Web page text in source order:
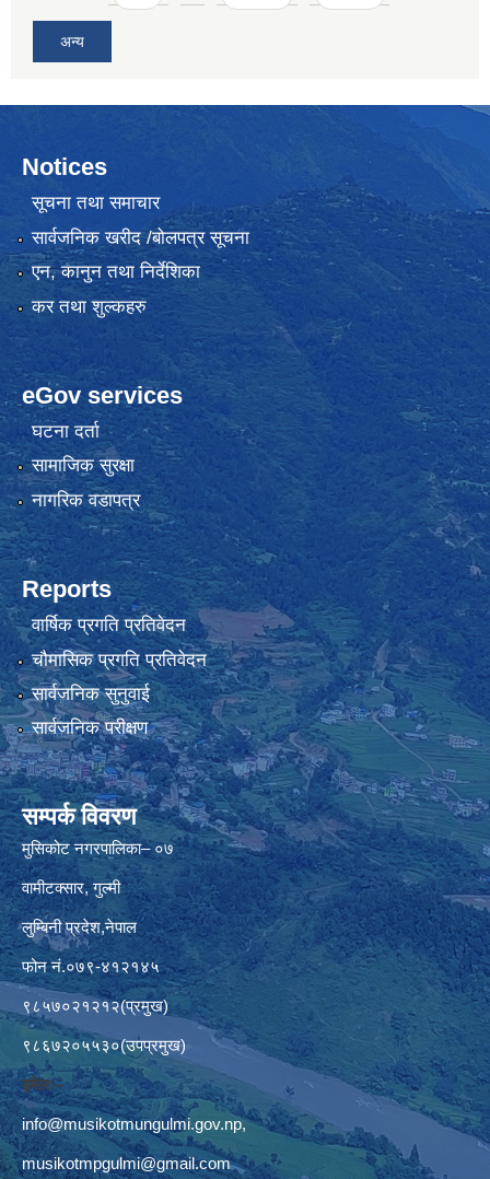
अन्य
Notices
सूचना तथा समाचार
सार्वजनिक खरीद /बोलपत्र सूचना
एन, कानुन तथा निर्देशिका
कर तथा शुल्कहरु
eGov services
घटना दर्ता
सामाजिक सुरक्षा
नागरिक वडापत्र
Reports
वार्षिक प्रगति प्रतिवेदन
चौमासिक प्रगति प्रतिवेदन
सार्वजनिक सुनुवाई
सार्वजनिक परीक्षण
सम्पर्क विवरण
मुसिकोट नगरपालिका– ०७
वामीटक्सार, गुल्मी
लुम्बिनी प्रदेश,नेपाल
फोन नं.०७९-४१२१४५
९८५७०२१२१२(प्रमुख)
९८६७२०५५३०(उपप्रमुख)
इमेलः–
info@musikotmungulmi.gov.np,
musikotmpgulmi@gmail.com